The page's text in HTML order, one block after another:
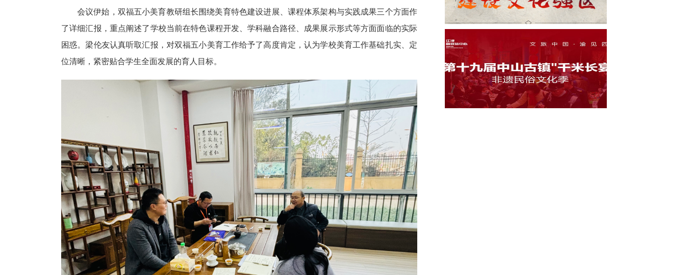
会议伊始，双福五小美育教研组长围绕美育特色建设进展、课程体系架构与实践成果三个方面作
了详细汇报，重点阐述了学校当前在特色课程开发、学科融合路径、成果展示形式等方面面临的实际
困惑。梁伦友认真听取汇报，对双福五小美育工作给予了高度肯定，认为学校美育工作基础扎实、定
位清晰，紧密贴合学生全面发展的育人目标。